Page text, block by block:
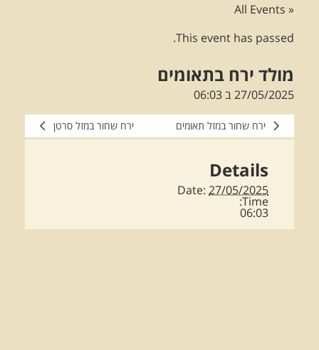
« All Events
This event has passed.
מולד ירח בתאומים
27/05/2025 ב 06:03
ירח שחור במזל תאומים ירח שחור במזל סרטן
Details
Date: 27/05/2025
Time:
06:03